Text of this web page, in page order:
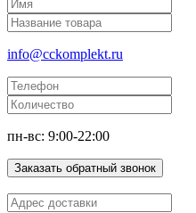
info@cckomplekt.ru
пн-вс: 9:00-22:00
Заказать обратный звонок